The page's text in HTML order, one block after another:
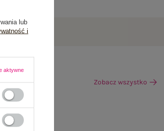
Zobacz wszystko
lub
i
aktywne